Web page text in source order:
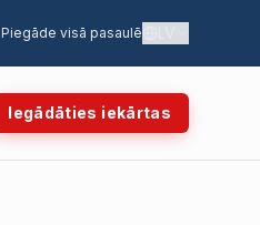
Piegāde visā pasaulē
Iegādāties iekārtas